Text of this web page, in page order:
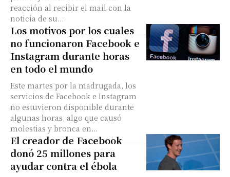
reacción al recibir el mail con la
noticia de su...
Los motivos por los cuales
no funcionaron Facebook e
Instagram durante horas
en todo el mundo
Este martes por la madrugada, los
servicios de Facebook e Instagram
no estuvieron disponible durante
algunas horas, algo que causó
molestias y bronca en...
El creador de Facebook
donó 25 millones para
ayudar contra el ébola